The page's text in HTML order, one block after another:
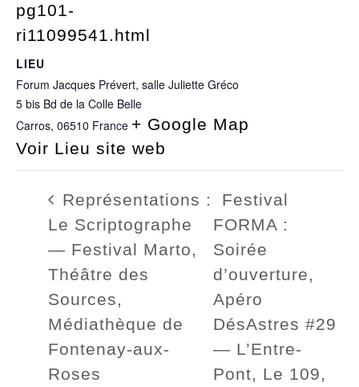
pg101-
ri11099541.html
LIEU
Forum Jacques Prévert, salle Juliette Gréco
5 bis Bd de la Colle Belle
Carros, 06510 France + Google Map
Voir Lieu site web
Représentations :
Le Scriptographe
— Festival Marto,
Théâtre des
Sources,
Médiathèque de
Fontenay-aux-
Roses
Festival
FORMA :
Soirée
d’ouverture,
Apéro
DésAstres #29
— L’Entre-
Pont, Le 109,